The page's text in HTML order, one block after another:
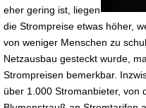
eher gering ist, liegen
die Strompreise etwas höher,
von weniger Menschen zu
Netzausbau gesteckt wurde,
Strompreisen bemerkbar.
über 1.000 Stromanbieter, von